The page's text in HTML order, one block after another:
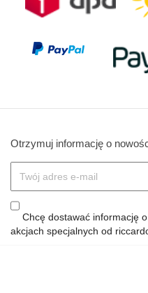
Otrzymuj informację o
Chcę dostawać informację
akcjach specjalnych od